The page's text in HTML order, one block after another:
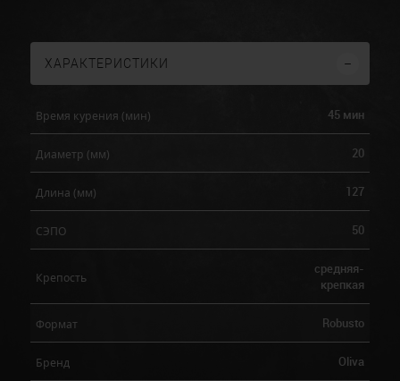
ХАРАКТЕРИСТИКИ
Время курения (мин) 45 мин
Диаметр (мм) 20
Длина (мм) 127
СЭПО 50
Крепость
средняя-
крепкая
Формат Robusto
Бренд Oliva